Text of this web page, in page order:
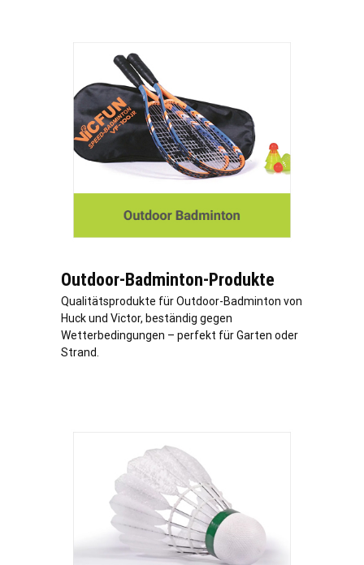
Outdoor-Badminton-Produkte
Qualitätsprodukte für Outdoor-Badminton von
Huck und Victor, beständig gegen
Wetterbedingungen – perfekt für Garten oder
Strand.